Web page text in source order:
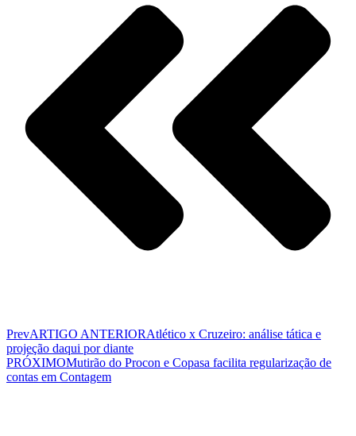
PrevARTIGO ANTERIORAtlético x Cruzeiro: análise tática e
projeção daqui por diante
PRÓXIMOMutirão do Procon e Copasa facilita regularização de
contas em Contagem